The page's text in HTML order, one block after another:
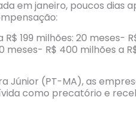
em janeiro, poucos dias
R$ 199 milhões: 20 meses-
meses- R$ 400 milhões a
Júnior (PT-MA), as
como precatório e